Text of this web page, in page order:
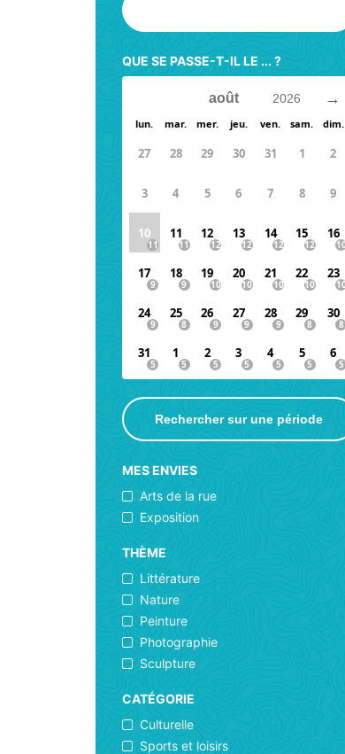
QUE SE PASSE-T-IL LE ... ?
→
lun. mar. mer. jeu. ven. sam. dim.
27 28 29 30 31 1 2
3 4 5 6 7 8 9
10 11 12 13 14 15 16
17 18 19 20 21 22 23
24 25 26 27 28 29 30
31 1 2 3 4 5 6
Rechercher sur une période
MES ENVIES
Arts de la rue
Exposition
THÈME
Littérature
Nature
Peinture
Photographie
Sculpture
CATÉGORIE
Culturelle
Sports et loisirs